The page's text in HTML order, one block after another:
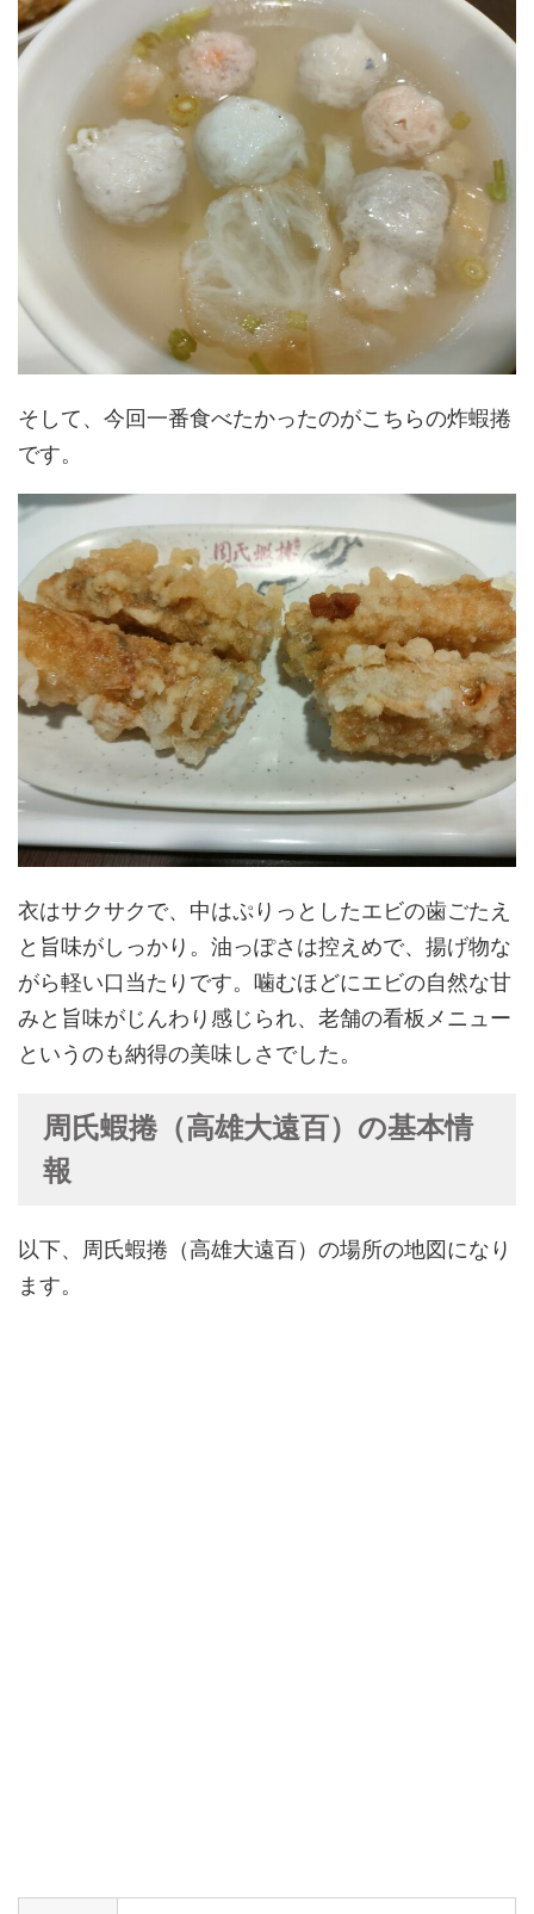
そして、今回一番食べたかったのがこちらの炸蝦捲
です。
衣はサクサクで、中はぷりっとしたエビの歯ごたえ
と旨味がしっかり。油っぽさは控えめで、揚げ物な
がら軽い口当たりです。噛むほどにエビの自然な甘
みと旨味がじんわり感じられ、老舗の看板メニュー
というのも納得の美味しさでした。
周氏蝦捲（高雄大遠百）の基本情
報
以下、周氏蝦捲（高雄大遠百）の場所の地図になり
ます。